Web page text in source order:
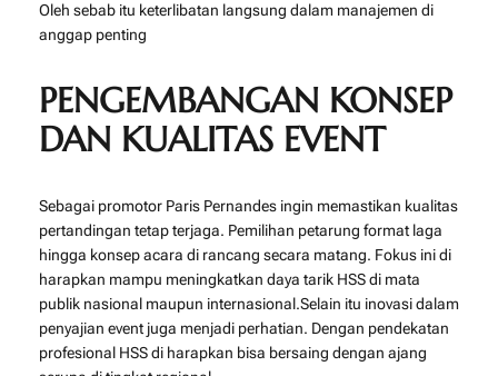
Oleh sebab itu keterlibatan langsung dalam manajemen di
anggap penting
PENGEMBANGAN KONSEP
DAN KUALITAS EVENT
Sebagai promotor Paris Pernandes ingin memastikan kualitas
pertandingan tetap terjaga. Pemilihan petarung format laga
hingga konsep acara di rancang secara matang. Fokus ini di
harapkan mampu meningkatkan daya tarik HSS di mata
publik nasional maupun internasional.Selain itu inovasi dalam
penyajian event juga menjadi perhatian. Dengan pendekatan
profesional HSS di harapkan bisa bersaing dengan ajang